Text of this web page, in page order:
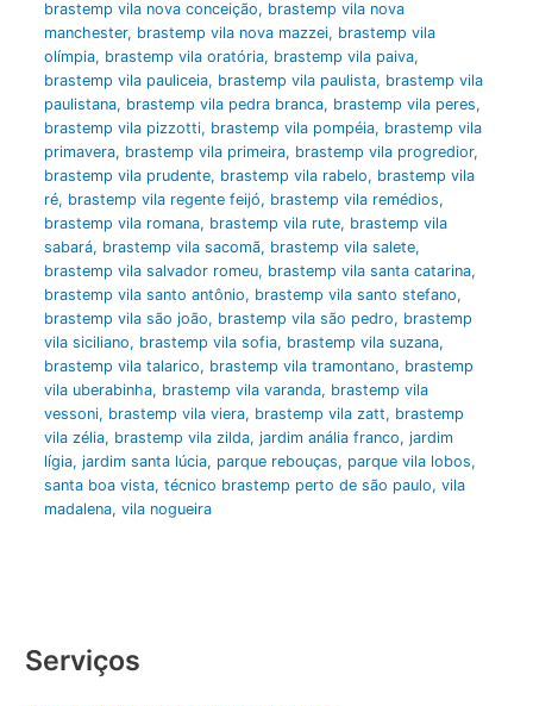
brastemp vila nova conceição, brastemp vila nova
manchester, brastemp vila nova mazzei, brastemp vila
olímpia, brastemp vila oratória, brastemp vila paiva,
brastemp vila pauliceia, brastemp vila paulista, brastemp vila
paulistana, brastemp vila pedra branca, brastemp vila peres,
brastemp vila pizzotti, brastemp vila pompéia, brastemp vila
primavera, brastemp vila primeira, brastemp vila progredior,
brastemp vila prudente, brastemp vila rabelo, brastemp vila
ré, brastemp vila regente feijó, brastemp vila remédios,
brastemp vila romana, brastemp vila rute, brastemp vila
sabará, brastemp vila sacomã, brastemp vila salete,
brastemp vila salvador romeu, brastemp vila santa catarina,
brastemp vila santo antônio, brastemp vila santo stefano,
brastemp vila são joão, brastemp vila são pedro, brastemp
vila siciliano, brastemp vila sofia, brastemp vila suzana,
brastemp vila talarico, brastemp vila tramontano, brastemp
vila uberabinha, brastemp vila varanda, brastemp vila
vessoni, brastemp vila viera, brastemp vila zatt, brastemp
vila zélia, brastemp vila zilda, jardim anália franco, jardim
lígia, jardim santa lúcia, parque rebouças, parque vila lobos,
santa boa vista, técnico brastemp perto de são paulo, vila
madalena, vila nogueira
Serviços